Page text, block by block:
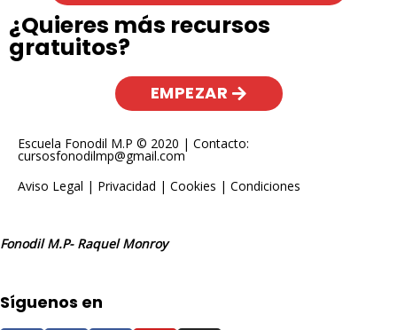
¿Quieres más recursos
gratuitos?
EMPEZAR
Escuela Fonodil M.P © 2020 | Contacto:
cursosfonodilmp@gmail.com
Aviso Legal | Privacidad | Cookies | Condiciones
Fonodil M.P- Raquel Monroy
Síguenos en